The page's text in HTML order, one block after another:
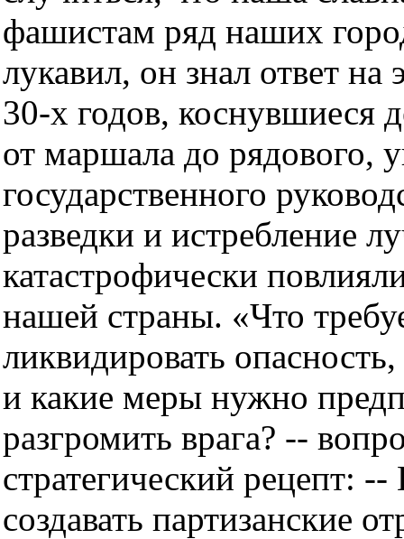
фашистам ряд наших
лукавил, он знал ответ на
30-х годов, коснувшиеся
от маршала до рядового,
государственного
разведки и истребление
катастрофически
нашей страны. «Что
ликвидировать
и какие меры нужно
разгромить врага? --
стратегический рецепт:
создавать партизанские